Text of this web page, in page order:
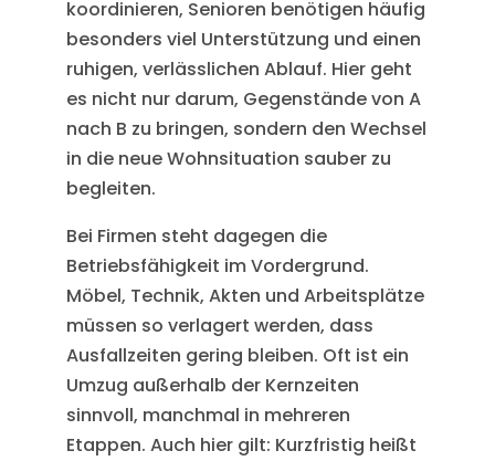
koordinieren, Senioren benötigen häufig
besonders viel Unterstützung und einen
ruhigen, verlässlichen Ablauf. Hier geht
es nicht nur darum, Gegenstände von A
nach B zu bringen, sondern den Wechsel
in die neue Wohnsituation sauber zu
begleiten.
Bei Firmen steht dagegen die
Betriebsfähigkeit im Vordergrund.
Möbel, Technik, Akten und Arbeitsplätze
müssen so verlagert werden, dass
Ausfallzeiten gering bleiben. Oft ist ein
Umzug außerhalb der Kernzeiten
sinnvoll, manchmal in mehreren
Etappen. Auch hier gilt: Kurzfristig heißt